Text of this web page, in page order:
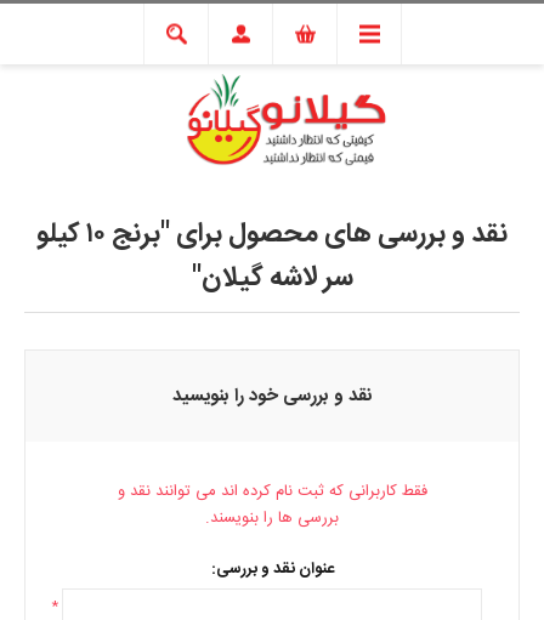
نقد و بررسی های محصول برای
برنج ۱۰ کیلو
سر لاشه گیلان
نقد و بررسی خود را بنویسید
فقط کاربرانی که ثبت نام کرده اند می توانند نقد و
بررسی ها را بنویسند.
عنوان نقد و بررسی:
*